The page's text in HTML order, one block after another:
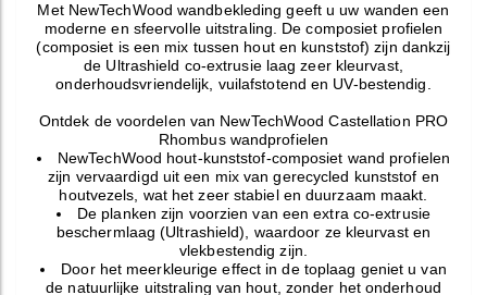
Met NewTechWood wandbekleding geeft u uw wanden een
moderne en sfeervolle uitstraling. De composiet profielen
(composiet is een mix tussen hout en kunststof) zijn dankzij
de Ultrashield co-extrusie laag zeer kleurvast,
onderhoudsvriendelijk, vuilafstotend en UV-bestendig.
Ontdek de voordelen van NewTechWood Castellation PRO
Rhombus wandprofielen
NewTechWood hout-kunststof-composiet wand profielen
zijn vervaardigd uit een mix van gerecycled kunststof en
houtvezels, wat het zeer stabiel en duurzaam maakt.
De planken zijn voorzien van een extra co-extrusie
beschermlaag (Ultrashield), waardoor ze kleurvast en
vlekbestendig zijn.
Door het meerkleurige effect in de toplaag geniet u van
de natuurlijke uitstraling van hout, zonder het onderhoud